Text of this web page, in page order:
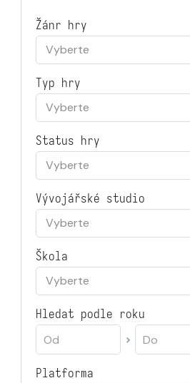
Žánr hry
Vyberte
Typ hry
Vyberte
Status hry
Vyberte
Vývojářské studio
Vyberte
Škola
Vyberte
Hledat podle roku
Platforma